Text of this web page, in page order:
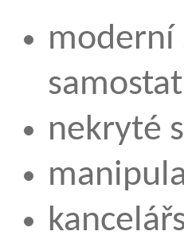
moderní
nekryté